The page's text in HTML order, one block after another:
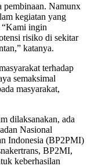
pembinaan. Namunx
kegiatan yang
“Kami ingin
risiko di sekitar
katanya.
terhadap
semaksimal
masyarakat,
dilaksanakan, ada
Nasional
Indonesia (BP2PMI)
BP2MI,
keberhasilan